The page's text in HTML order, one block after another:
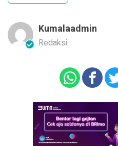
Kumalaadmin
Redaksi